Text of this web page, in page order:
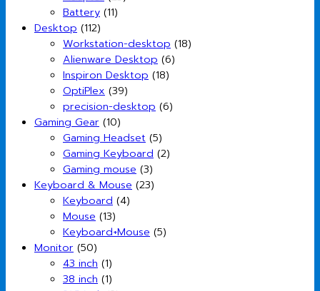
Battery (11)
Desktop (112)
Workstation-desktop (18)
Alienware Desktop (6)
Inspiron Desktop (18)
OptiPlex (39)
precision-desktop (6)
Gaming Gear (10)
Gaming Headset (5)
Gaming Keyboard (2)
Gaming mouse (3)
Keyboard & Mouse (23)
Keyboard (4)
Mouse (13)
Keyboard+Mouse (5)
Monitor (50)
43 inch (1)
38 inch (1)